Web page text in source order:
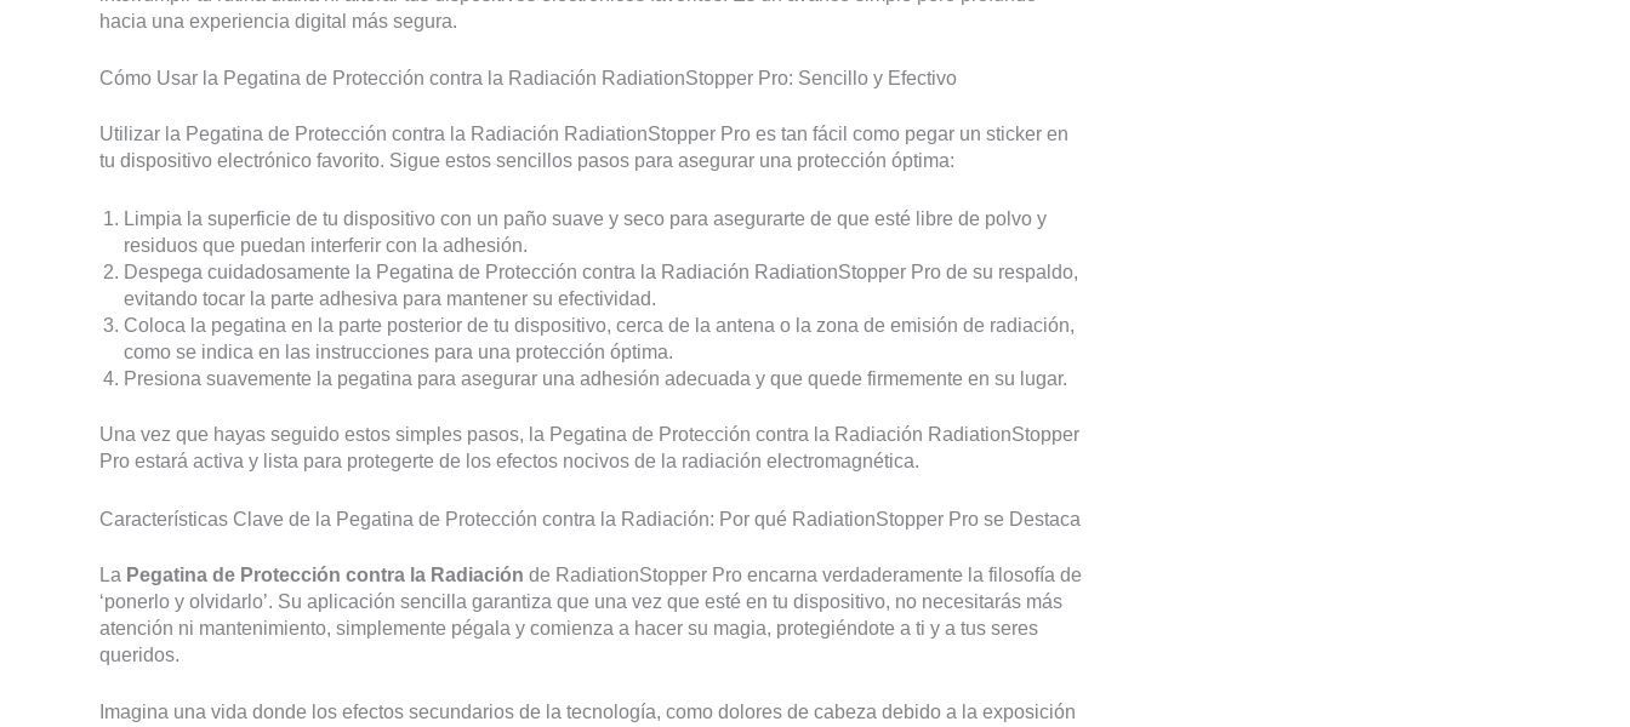
hacia una experiencia digital más segura.
Cómo Usar la Pegatina de Protección contra la Radiación RadiationStopper Pro: Sencillo y Efectivo
Utilizar la Pegatina de Protección contra la Radiación RadiationStopper Pro es tan fácil como pegar un sticker en
tu dispositivo electrónico favorito. Sigue estos sencillos pasos para asegurar una protección óptima:
Limpia la superficie de tu dispositivo con un paño suave y seco para asegurarte de que esté libre de polvo y
residuos que puedan interferir con la adhesión.
Despega cuidadosamente la Pegatina de Protección contra la Radiación RadiationStopper Pro de su respaldo,
evitando tocar la parte adhesiva para mantener su efectividad.
Coloca la pegatina en la parte posterior de tu dispositivo, cerca de la antena o la zona de emisión de radiación,
como se indica en las instrucciones para una protección óptima.
Presiona suavemente la pegatina para asegurar una adhesión adecuada y que quede firmemente en su lugar.
Una vez que hayas seguido estos simples pasos, la Pegatina de Protección contra la Radiación RadiationStopper
Pro estará activa y lista para protegerte de los efectos nocivos de la radiación electromagnética.
Características Clave de la Pegatina de Protección contra la Radiación: Por qué RadiationStopper Pro se Destaca
La Pegatina de Protección contra la Radiación de RadiationStopper Pro encarna verdaderamente la filosofía de
‘ponerlo y olvidarlo’. Su aplicación sencilla garantiza que una vez que esté en tu dispositivo, no necesitarás más
atención ni mantenimiento, simplemente pégala y comienza a hacer su magia, protegiéndote a ti y a tus seres
queridos.
Imagina una vida donde los efectos secundarios de la tecnología, como dolores de cabeza debido a la exposición